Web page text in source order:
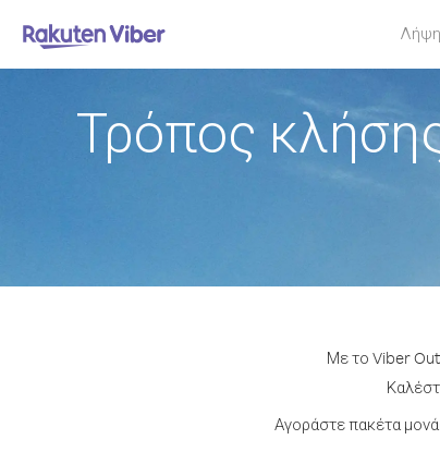
Λήψη
Τρόπος
Με το Viber Out
Αγοράστε πακέτα